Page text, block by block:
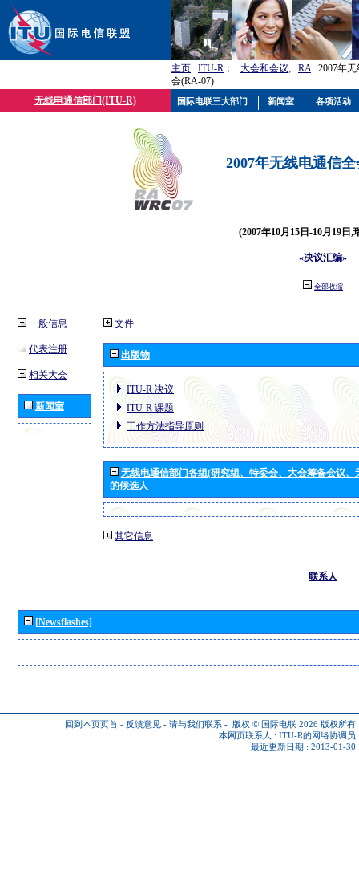
主页 : ITU-R ； : 大会和会议; : RA: 2007年
会(RA-07)
无线电通信部门(ITU-R)
2007年无线电通信
(2007年10月15日-10月19日,
«决议汇编»
全部收缩
一般信息
代表注册
相关大会
新闻室
文件
出版物
ITU-R 决议
ITU-R 课题
工作方法指导原则
无线电通信部门各组(研究组、特委会、大会筹备会议
的候选人
其它信息
联系人
[Newsflashes]
回到本页页首 - 反馈意见 - 请与我们联系 - 版权 © 国际电联 2026 版权所有
本网页联系人 : ITU-R的网络协调员
最近更新日期 : 2013-01-30
国际电联三大部门 新闻室 各项活动